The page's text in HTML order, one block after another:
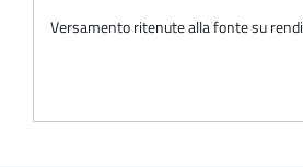
Versamento ritenute alla fonte su